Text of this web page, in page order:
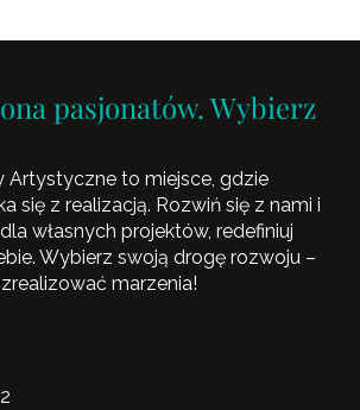
pasjonatów. Wybierz
Artystyczne to miejsce, gdzie
się z realizacją. Rozwiń się z nami i
własnych projektów, redefiniuj
Wybierz swoją drogę rozwoju –
marzenia!